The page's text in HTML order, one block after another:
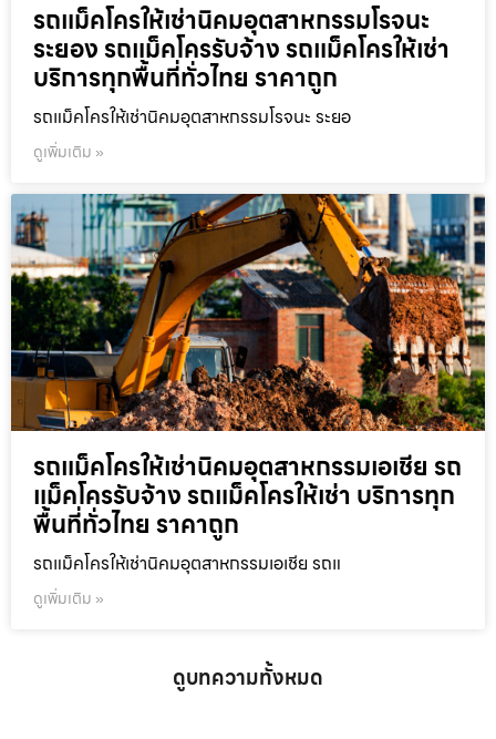
รถแม็คโครให้เช่านิคมอุตสาหกรรมโรจนะ
ระยอง รถแม็คโครรับจ้าง รถแม็คโครให้เช่า
บริการทุกพื้นที่ทั่วไทย ราคาถูก
รถแม็คโครให้เช่านิคมอุตสาหกรรมโรจนะ ระยอ
ดูเพิ่มเติม »
รถแม็คโครให้เช่านิคมอุตสาหกรรมเอเชีย รถ
แม็คโครรับจ้าง รถแม็คโครให้เช่า บริการทุก
พื้นที่ทั่วไทย ราคาถูก
รถแม็คโครให้เช่านิคมอุตสาหกรรมเอเชีย รถแ
ดูเพิ่มเติม »
ดูบทความทั้งหมด